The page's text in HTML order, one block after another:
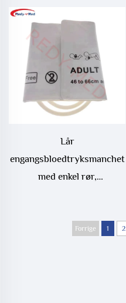
Lår
engangsbloedtryksmanchet
med enkel rør,
Forrige 1 2